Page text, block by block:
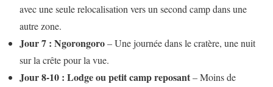
avec une seule relocalisation vers un second camp dans une
autre zone.
Jour 7 : Ngorongoro– Une journée dans le cratère, une nuit
sur la crête pour la vue.
Jour 8-10 : Lodge ou petit camp reposant– Moins de